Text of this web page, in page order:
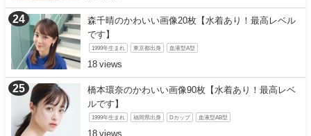
森千晴のかわいい画像20枚【水着あり！最高レベル
です】
1999年生まれ 東京都出身 血液型A型
18
橋本環奈のかわいい画像90枚【水着あり！最高レベ
ルです】
1999年生まれ 福岡県出身 Dカップ 血液型AB型
18